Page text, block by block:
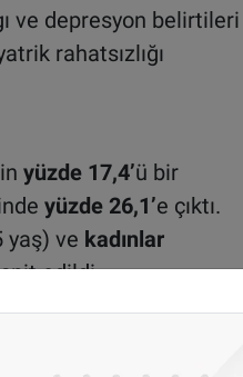
ve depresyon belirtileri
rahatsızlığı
yüzde 17,4’ü bir
yüzde 26,1’e çıktı.
ve kadınlar
edildi.
arasında